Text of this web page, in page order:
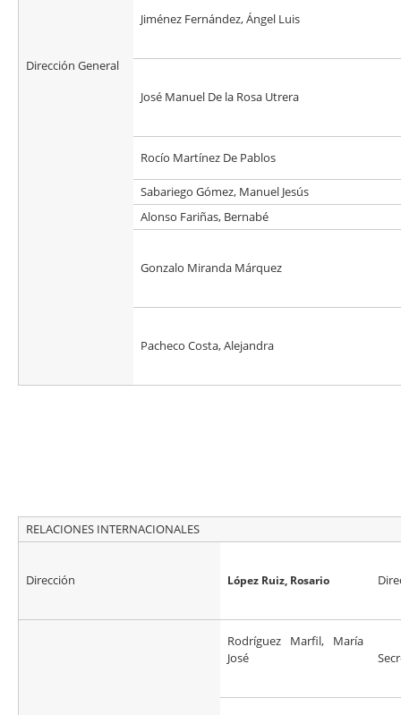
Dirección General
Jiménez Fernández, Ángel Luis
José Manuel De la Rosa Utrera
Rocío Martínez De Pablos
Sabariego Gómez, Manuel Jesús
Alonso Fariñas, Bernabé
Gonzalo Miranda Márquez
Pacheco Costa, Alejandra
RELACIONES INTERNACIONALES
Dirección López Ruiz, Rosario
Rodríguez Marfil, María
José